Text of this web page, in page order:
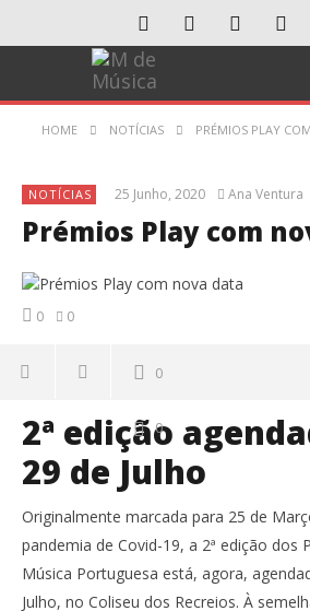
HOME NOTÍCIAS PRÉMIOS PLAY
NOTÍCIAS 25 Junho, 2020 Ana Ventura
Prémios Play com
0 0
0
0
2ª edição
29 de Julho
Originalmente marcada para 25 de
pandemia de Covid-19, a 2ª edição dos
Música Portuguesa está, agora,
Julho, no Coliseu dos Recreios. À